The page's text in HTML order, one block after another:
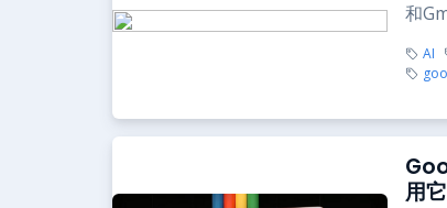
和
AI
用它